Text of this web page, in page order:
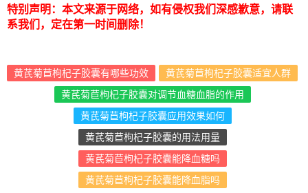
特别声明：本文来源于网络，如有侵权我们深感歉意，请联
系我们，定在第一时间删除！
黄芪菊苣枸杞子胶囊有哪些功效
黄芪菊苣枸杞子胶囊适宜人群
黄芪菊苣枸杞子胶囊对调节血糖血脂的作用
黄芪菊苣枸杞子胶囊应用效果如何
黄芪菊苣枸杞子胶囊的用法用量
黄芪菊苣枸杞子胶囊能降血糖吗
黄芪菊苣枸杞子胶囊能降血脂吗